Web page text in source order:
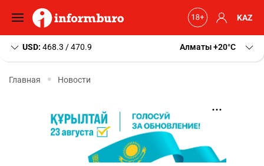
KAZ
USD: 468.3 / 470.9 Алматы+20 C
Главная Новости